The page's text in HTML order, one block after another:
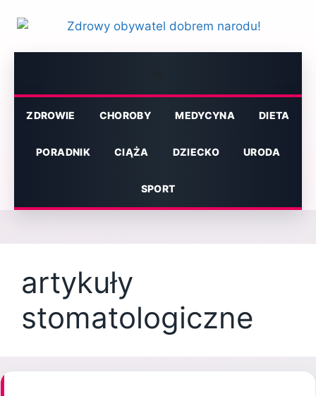
ZDROWIE CHOROBY MEDYCYNA DIETA
PORADNIK CIĄŻA DZIECKO URODA
SPORT
artykuły
stomatologiczne